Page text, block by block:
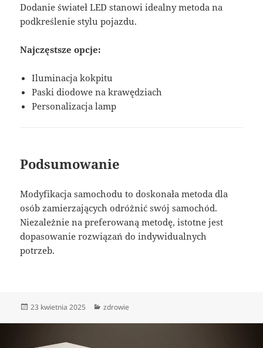
Dodanie świateł LED stanowi idealny metoda na
podkreślenie stylu pojazdu.
Najczęstsze opcje:
Iluminacja kokpitu
Paski diodowe na krawędziach
Personalizacja lamp
Podsumowanie
Modyfikacja samochodu to doskonała metoda dla
osób zamierzających odróżnić swój samochód.
Niezależnie na preferowaną metodę, istotne jest
dopasowanie rozwiązań do indywidualnych
potrzeb.
Data
23 kwietnia 2025 Kategorie
zdrowie